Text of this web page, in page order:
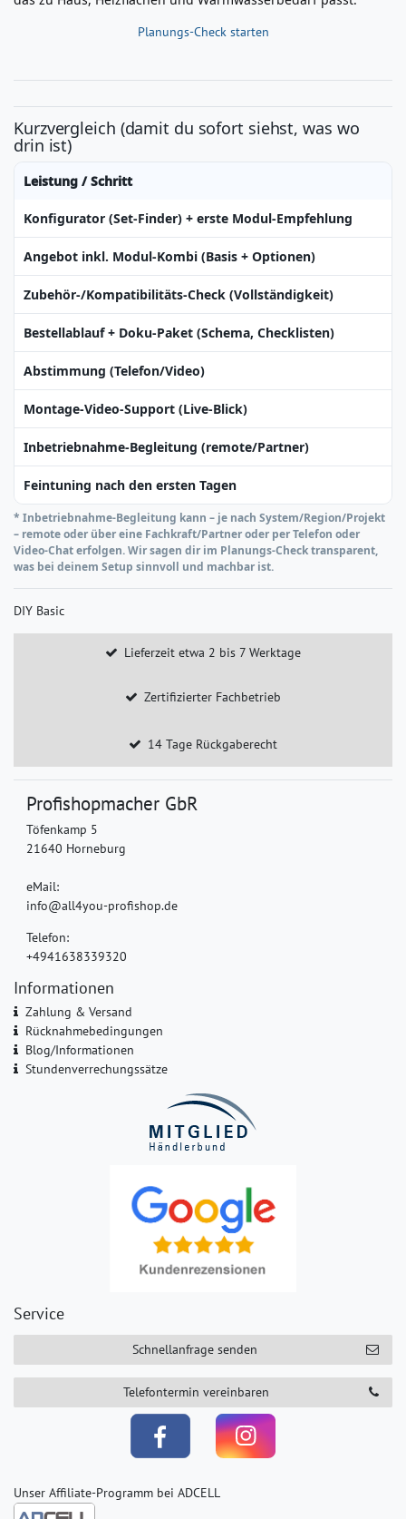
Planungs-Check starten
Kurzvergleich (damit du sofort siehst, was wo
drin ist)
Leistung / Schritt
Konfigurator (Set‑Finder) + erste Modul‑Empfehlung
Angebot inkl. Modul‑Kombi (Basis + Optionen)
Zubehör-/Kompatibilitäts‑Check (Vollständigkeit)
Bestellablauf + Doku‑Paket (Schema, Checklisten)
Abstimmung (Telefon/Video)
Montage‑Video‑Support (Live‑Blick)
Inbetriebnahme‑Begleitung (remote/Partner)
Feintuning nach den ersten Tagen
* Inbetriebnahme‑Begleitung kann – je nach System/Region/Projekt
– remote oder über eine Fachkraft/Partner oder per Telefon oder
Video-Chat erfolgen. Wir sagen dir im Planungs‑Check transparent,
was bei deinem Setup sinnvoll und machbar ist.
DIY Basic
Lieferzeit etwa 2 bis 7 Werktage
Zertifizierter Fachbetrieb
14 Tage Rückgaberecht
Profishopmacher GbR
Töfenkamp 5
21640 Horneburg
eMail:
info@all4you-profishop.de
Telefon:
+4941638339320
Informationen
Zahlung & Versand
Rücknahmebedingungen
Blog/Informationen
Stundenverrechungssätze
Service
Schnellanfrage senden
Telefontermin vereinbaren
Unser Affiliate-Programm bei ADCELL